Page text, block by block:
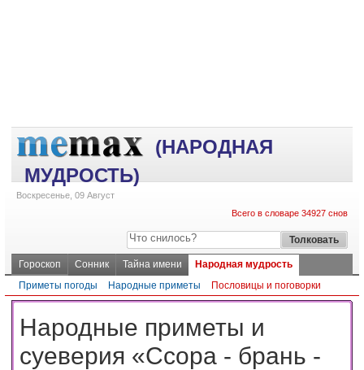
(НАРОДНАЯ
МУДРОСТЬ)
Воскресенье, 09 Август
Всего в словаре 34927 снов
Гороскоп Сонник Тайна имени
Народная мудрость
Приметы погоды
Народные приметы Пословицы и поговорки
Народные приметы и
суеверия «Ссора - брань -